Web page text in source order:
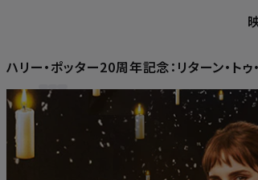
ハリー・ポッター20周年記念：リターン・トゥ